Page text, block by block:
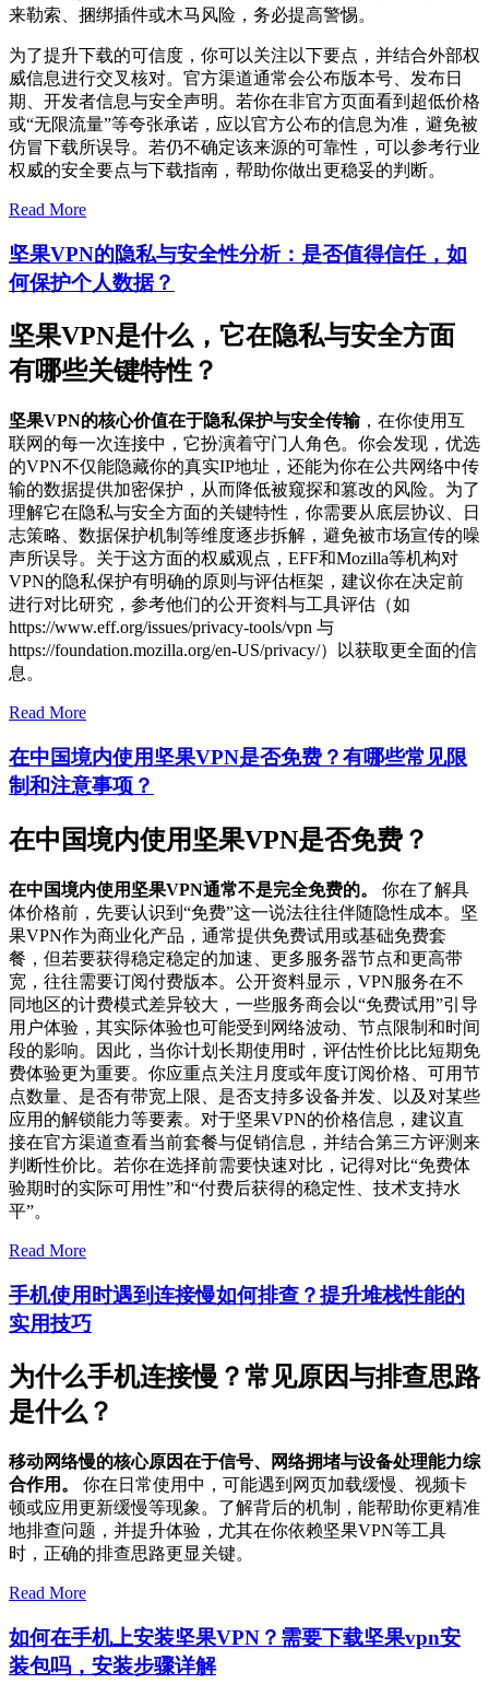
来勒索、捆绑插件或木马风险，务必提高警惕。
为了提升下载的可信度，你可以关注以下要点，并结合外部权
威信息进行交叉核对。官方渠道通常会公布版本号、发布日
期、开发者信息与安全声明。若你在非官方页面看到超低价格
或“无限流量”等夸张承诺，应以官方公布的信息为准，避免被
仿冒下载所误导。若仍不确定该来源的可靠性，可以参考行业
权威的安全要点与下载指南，帮助你做出更稳妥的判断。
Read More
坚果VPN的隐私与安全性分析：是否值得信任，如
何保护个人数据？
坚果VPN是什么，它在隐私与安全方面
有哪些关键特性？
坚果VPN的核心价值在于隐私保护与安全传输，在你使用互
联网的每一次连接中，它扮演着守门人角色。你会发现，优选
的VPN不仅能隐藏你的真实IP地址，还能为你在公共网络中传
输的数据提供加密保护，从而降低被窥探和篡改的风险。为了
理解它在隐私与安全方面的关键特性，你需要从底层协议、日
志策略、数据保护机制等维度逐步拆解，避免被市场宣传的噪
声所误导。关于这方面的权威观点，EFF和Mozilla等机构对
VPN的隐私保护有明确的原则与评估框架，建议你在决定前
进行对比研究，参考他们的公开资料与工具评估（如
https://www.eff.org/issues/privacy-tools/vpn 与
https://foundation.mozilla.org/en-US/privacy/）以获取更全面的信
息。
Read More
在中国境内使用坚果VPN是否免费？有哪些常见限
制和注意事项？
在中国境内使用坚果VPN是否免费？
在中国境内使用坚果VPN通常不是完全免费的。
你在了解具
体价格前，先要认识到“免费”这一说法往往伴随隐性成本。坚
果VPN作为商业化产品，通常提供免费试用或基础免费套
餐，但若要获得稳定稳定的加速、更多服务器节点和更高带
宽，往往需要订阅付费版本。公开资料显示，VPN服务在不
同地区的计费模式差异较大，一些服务商会以“免费试用”引导
用户体验，其实际体验也可能受到网络波动、节点限制和时间
段的影响。因此，当你计划长期使用时，评估性价比比短期免
费体验更为重要。你应重点关注月度或年度订阅价格、可用节
点数量、是否有带宽上限、是否支持多设备并发、以及对某些
应用的解锁能力等要素。对于坚果VPN的价格信息，建议直
接在官方渠道查看当前套餐与促销信息，并结合第三方评测来
判断性价比。若你在选择前需要快速对比，记得对比“免费体
验期时的实际可用性”和“付费后获得的稳定性、技术支持水
平”。
Read More
手机使用时遇到连接慢如何排查？提升堆栈性能的
实用技巧
为什么手机连接慢？常见原因与排查思路
是什么？
移动网络慢的核心原因在于信号、网络拥堵与设备处理能力综
合作用。
你在日常使用中，可能遇到网页加载缓慢、视频卡
顿或应用更新缓慢等现象。了解背后的机制，能帮助你更精准
地排查问题，并提升体验，尤其在你依赖坚果VPN等工具
时，正确的排查思路更显关键。
Read More
如何在手机上安装坚果VPN？需要下载坚果vpn安
装包吗，安装步骤详解